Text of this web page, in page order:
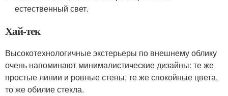
естественный свет.
Хай-тек
Высокотехнологичные экстерьеры по внешнему облику
очень напоминают минималистические дизайны: те же
простые линии и ровные стены, те же спокойные цвета,
то же обилие стекла.